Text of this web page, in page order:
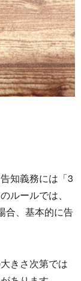
知義務には「3
ルールでは、
、 基本的に告
きさ次第では